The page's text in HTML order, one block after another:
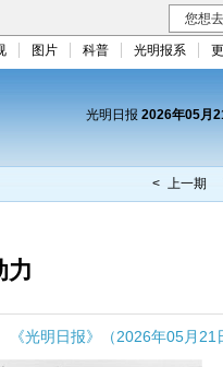
您想
图片 科普 光明报系
光明日报 2026年05月
< 上一期
力
《光明日报》（2026年05月21